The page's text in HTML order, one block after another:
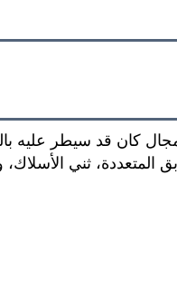
اقتصاديًا في مجال كان قد سيطر
المتعددة، ثني الأسلاك،